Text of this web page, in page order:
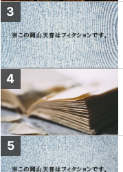
3
4
5